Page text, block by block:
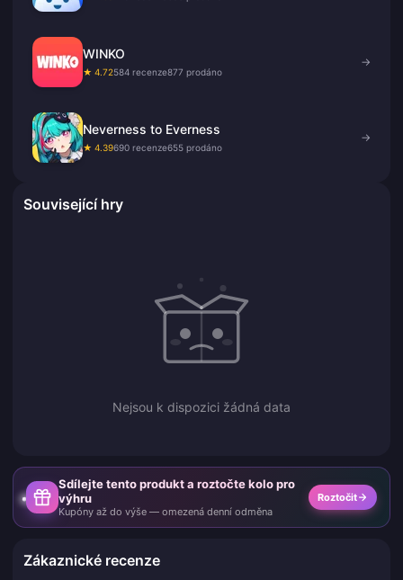
WINKO
★ 4.72584 recenze877 prodáno
→
Neverness to Everness
★ 4.39690 recenze655 prodáno
→
Související hry
Nejsou k dispozici žádná data
Sdílejte tento produkt a roztočte kolo pro
výhru
Kupóny až do výše — omezená denní odměna
Roztočit
Zákaznické recenze